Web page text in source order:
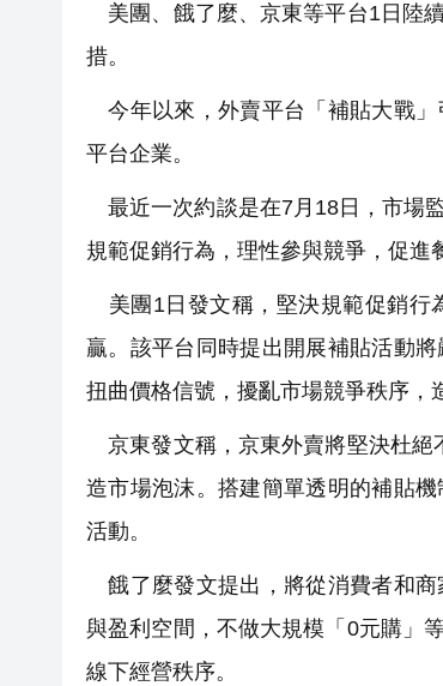
美團、餓了麼、京東等平台1日陸
措。
今年以來，外賣平台「補貼大戰」
平台企業。
最近一次約談是在7月18日，市場
規範促銷行為，理性參與競爭，促進
美團1日發文稱，堅決規範促銷行
贏。該平台同時提出開展補貼活動
扭曲價格信號，擾亂市場競爭秩序，
京東發文稱，京東外賣將堅決杜絕
造市場泡沫。搭建簡單透明的補貼
活動。
餓了麼發文提出，將從消費者和商
與盈利空間，不做大規模「0元購」
線下經營秩序。